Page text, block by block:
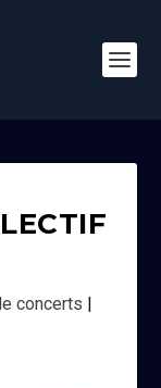
concerts |